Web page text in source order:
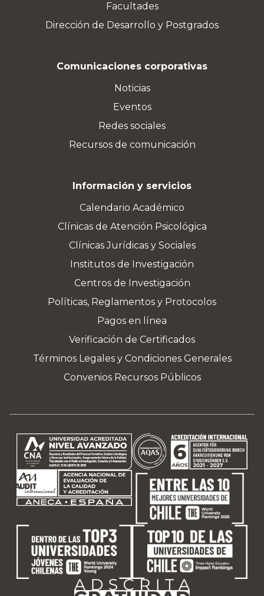
Facultades
Dirección de Desarrollo y Postgrados
Comunicaciones corporativas
Noticias
Eventos
Redes sociales
Recursos de comunicación
Información y servicios
Calendario Académico
Clínicas de Atención Psicológica
Clínicas Jurídicas y Sociales
Institutos de Investigación
Centros de Investigación
Políticas, Reglamentos y Protocolos
Pagos en línea
Verificación de Certificados
Términos Legales y Condiciones Generales
Convenios Recursos Públicos